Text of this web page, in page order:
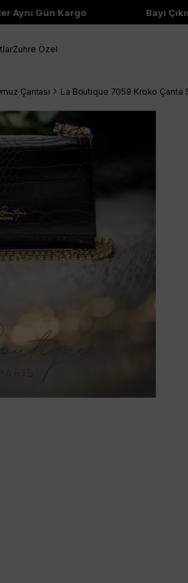
Aynı Gün Kargo Bayi
Zuhre Özel
Çantası La Boutique 7059 Kroko Çanta